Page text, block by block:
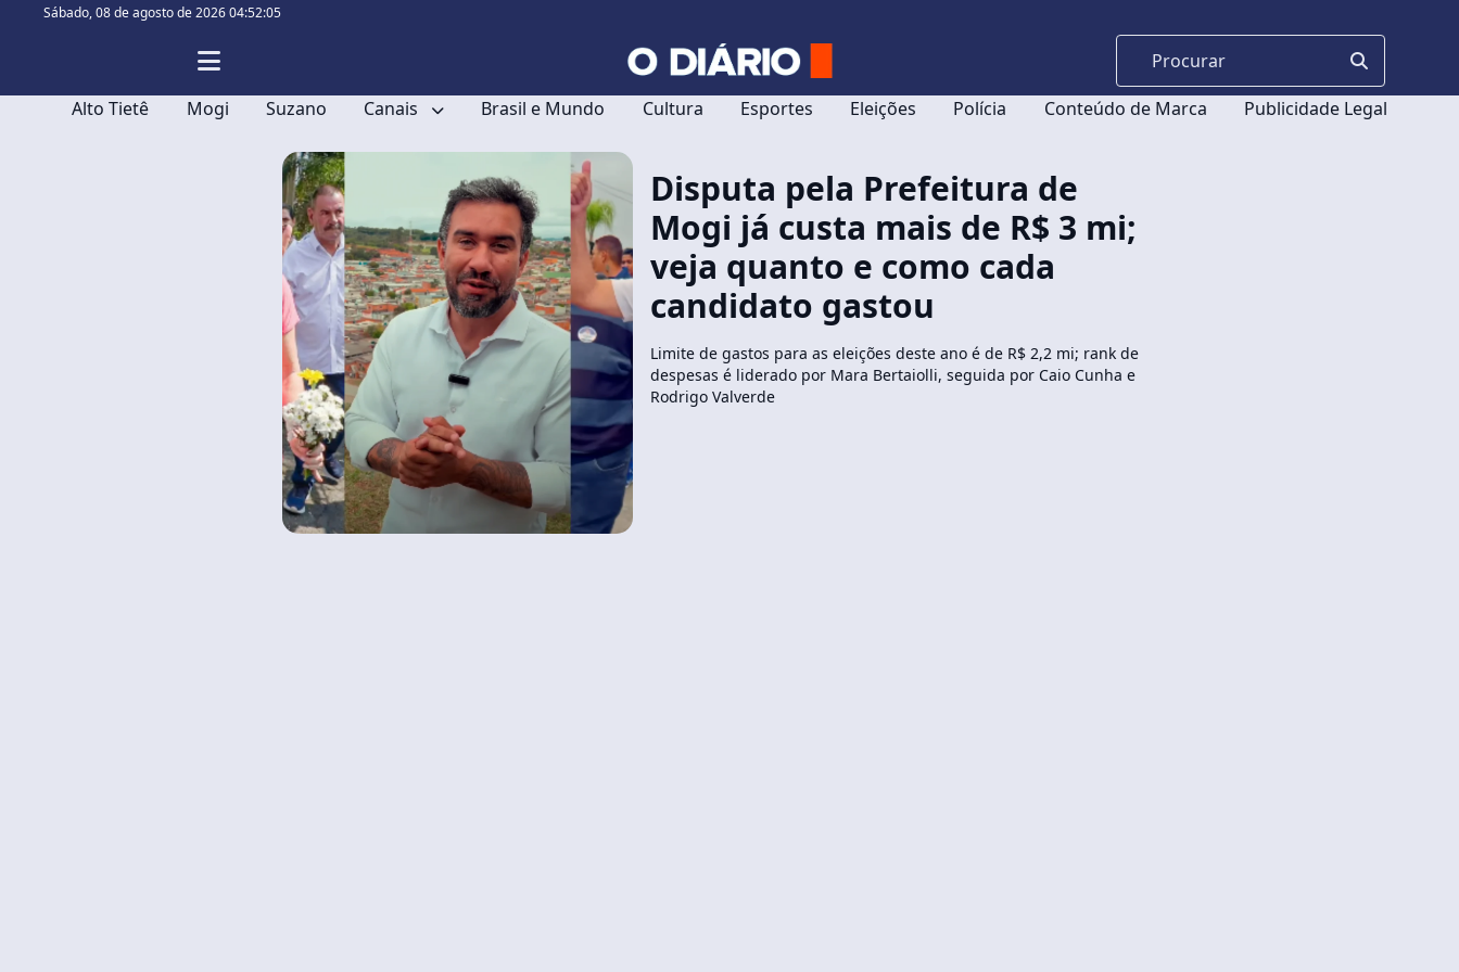
Sábado,08 de agosto de 2026 04:52:05
Alto Tietê Mogi Suzano Canais Brasil e Mundo Cultura Esportes Eleições Polícia Conteúdo de Marca Publicidade Legal
Disputa pela Prefeitura de
Mogi já custa mais de R$ 3 mi;
veja quanto e como cada
candidato gastou
Limite de gastos para as eleições deste ano é de R$ 2,2 mi; rank de
despesas é liderado por Mara Bertaiolli, seguida por Caio Cunha e
Rodrigo Valverde